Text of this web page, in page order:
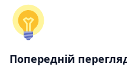
Попередній